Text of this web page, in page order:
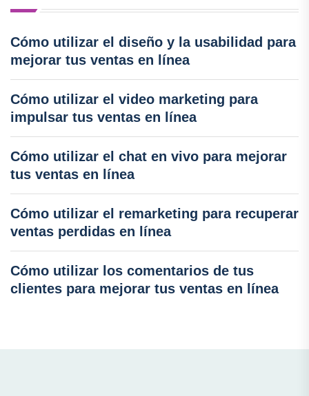
Cómo utilizar el diseño y la usabilidad para
mejorar tus ventas en línea
Cómo utilizar el video marketing para
impulsar tus ventas en línea
Cómo utilizar el chat en vivo para mejorar
tus ventas en línea
Cómo utilizar el remarketing para recuperar
ventas perdidas en línea
Cómo utilizar los comentarios de tus
clientes para mejorar tus ventas en línea